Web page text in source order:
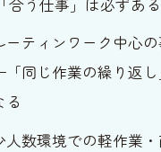
ティンワーク中心
同じ作業の繰り返し
る
数環境での軽作業・